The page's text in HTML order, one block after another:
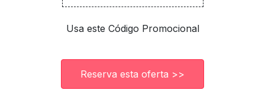
Usa este Código Promocional
Reserva esta oferta >>